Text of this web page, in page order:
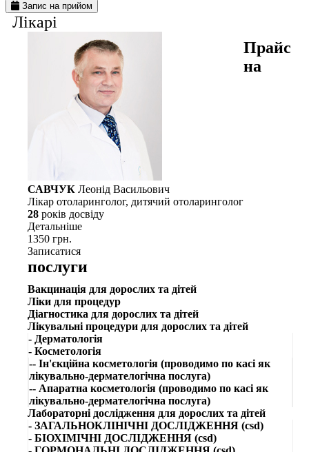
Запис на прийом
Лiкарi
САВЧУК Леонід Васильович
Лікар отоларинголог, дитячий отоларинголог
28 рокiв досвiду
Детальнiше
1350 грн.
Записатися
Прайс
на
послуги
Вакцинація для дорослих та дітей
Ліки для процедур
Діагностика для дорослих та дітей
Лікувальні процедури для дорослих та дітей
- Дерматологія
- Косметологія
-- Ін'єкційна косметологія (проводимо по касі як
лікувально-дермателогічна послуга)
-- Апаратна косметологія (проводимо по касі як
лікувально-дермателогічна послуга)
Лабораторні дослідження для дорослих та дітей
- ЗАГАЛЬНОКЛІНІЧНІ ДОСЛІДЖЕННЯ (csd)
- БІОХІМІЧНІ ДОСЛІДЖЕННЯ (csd)